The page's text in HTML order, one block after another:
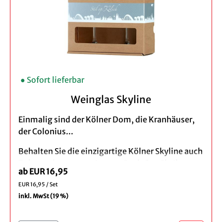
Bei der Bestellung eines 3er Set profitieren Sie
von unserem Vorteilspreis.
● Sofort lieferbar
Weinglas Skyline
Einmalig sind der Kölner Dom, die Kranhäuser,
der Colonius...
Behalten Sie die einzigartige Kölner Skyline auch
Rheinwein aus diesem stilvollen und
hochwertigen Weinglas mit der weiß gefrosteten
Kölner Silhouette.
Das feine und grazile Weinglas ist der Hingucker
ab EUR 16,95
EUR 16,95 / Set
inkl. MwSt (19 %)